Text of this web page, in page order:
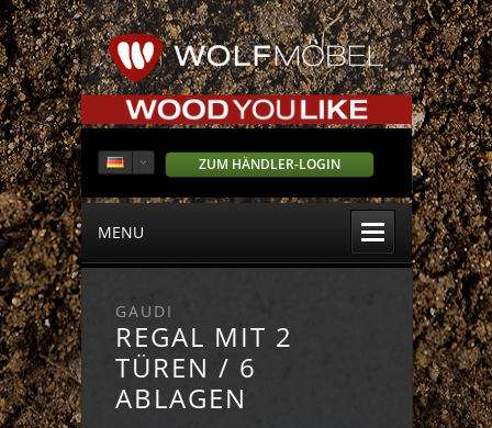
ZUM HÄNDLER-LOGIN
MENU
GAUDI
REGAL MIT 2
TÜREN / 6
ABLAGEN